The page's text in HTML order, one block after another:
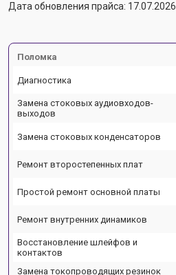
Дата обновления прайса: 17.07.2026
Поломка
Диагностика
Замена стоковых аудиовходов-
выходов
Замена стоковых конденсаторов
Ремонт второстепенных плат
Простой ремонт основной платы
Ремонт внутренних динамиков
Восстановление шлейфов и
контактов
Замена токопроводящих резинок